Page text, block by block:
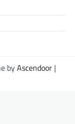
byAscendoor |